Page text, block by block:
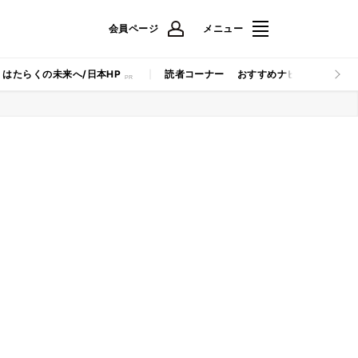
会員ページ メニュー
はたらくの未来へ/日本HP 読者コーナー おすすめナビ マイナビ